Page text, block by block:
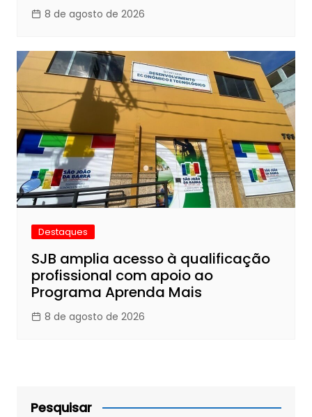
8 de agosto de 2026
Destaques
SJB amplia acesso à qualificação
profissional com apoio ao
Programa Aprenda Mais
8 de agosto de 2026
Pesquisar